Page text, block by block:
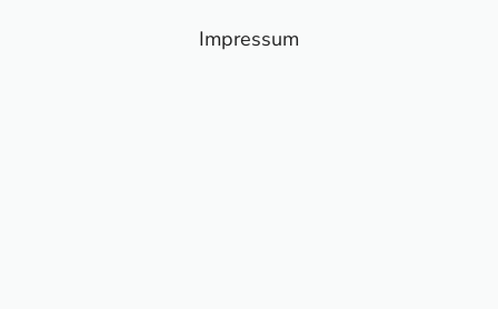
Impressum